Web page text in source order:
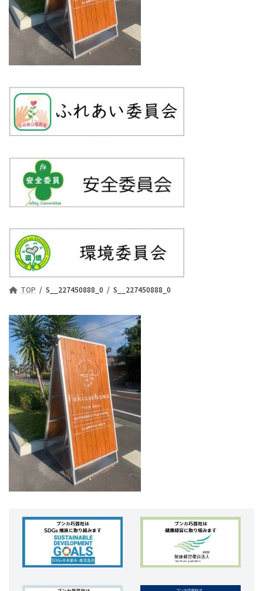
TOP S__227450888_0 S__227450888_0